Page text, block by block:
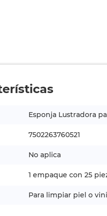
Esponja Lustradora
7502263760521
No aplica
1 empaque con 25
Para limpiar piel o